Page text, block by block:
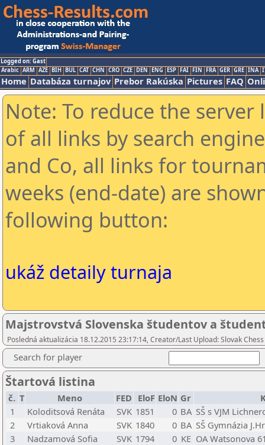
Logged on: Gast
Arabic ARM AZE BIH BUL CAT CHN CRO CZE DEN ENG ESP FAI FIN FRA GER GRE INA
Home Databáza turnajov Prebor Rakúska Pictures FAQ
Note: To reduce the
of all links by search
and Co, all links for
weeks (end-date) are
following button:
ukáž detaily turnaja
Majstrovstvá Slovenska študentov a
Posledná aktualizácia 18.12.2015 23:17:14, Creator/Last Upload: Slovak
Search for player
Štartová listina
č. T Meno FED EloF EloN Gr
1
Koloditsová Renáta SVK 1851 0 BA SŠ s VJM
2
Vrtiaková Anna SVK 1840 0 BA SŠ Gymnázia
3
Nadzamová Sofia SVK 1794 0 KE OA Watsonova